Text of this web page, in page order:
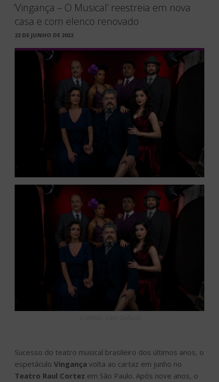
‘Vingança – O Musical’ reestreia em nova
casa e com elenco renovado
PUBLICADO
22 DE JUNHO DE 2022
Sucesso do teatro musical brasileiro dos últimos anos, o
espetáculo Vingança volta ao cartaz em junho no
Teatro Raul Cortez em São Paulo. Após nove anos, o